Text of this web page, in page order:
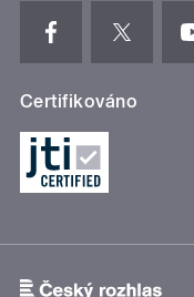
Certifikováno